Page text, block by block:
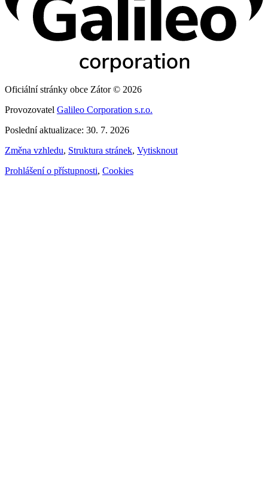
Oficiální stránky obce Zátor © 2026
Provozovatel Galileo Corporation s.r.o.
Poslední aktualizace: 30. 7. 2026
Změna vzhledu, Struktura stránek, Vytisknout
Prohlášení o přístupnosti, Cookies